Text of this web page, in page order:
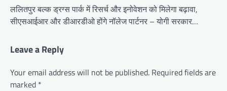
ललितपुर बल्क ड्रग्स पार्क में रिसर्च और इनोवेशन को मिलेगा बढ़ावा,
सीएसआईआर और डीआरडीओ होंगे नॉलेज पार्टनर – योगी सरकार…
Leave a Reply
Your email address will not be published. Required fields are
marked *